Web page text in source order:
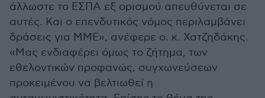
άλλωστε το ΕΣΠΑ εξ ορισμού απευθύνεται σε
αυτές. Και ο επενδυτικός νόμος περιλαμβάνει
δράσεις για ΜΜΕ», ανέφερε ο. κ. Χατζηδάκης.
«Μας ενδιαφέρει όμως το ζήτημα, των
εθελοντικών προφανώς, συγχωνεύσεων
προκειμένου να βελτιωθεί η